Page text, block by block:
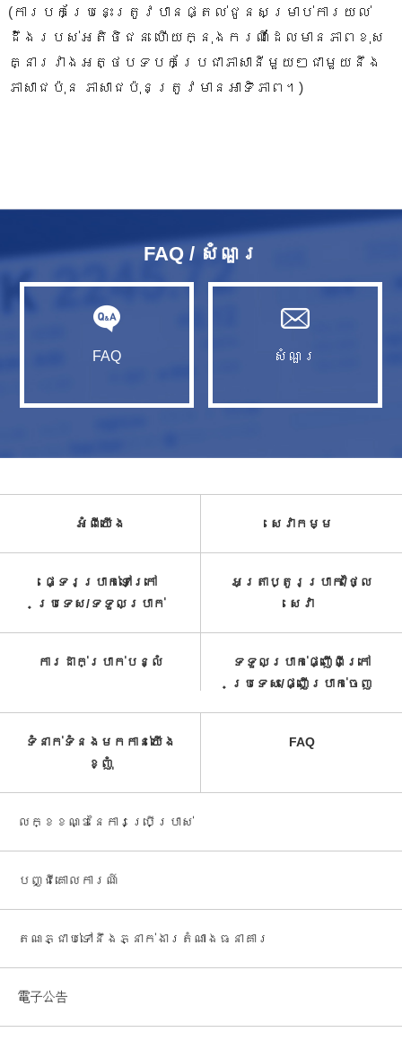
(ការបកប្រែនេះត្រូវបានផ្តល់ជូនសម្រាប់ការយល់
ដឹងរបស់អតិថិជន ហើយក្នុងករណីដែលមានភាពខុស
គ្នារវាងអត្ថបទបកប្រែជាភាសានីមួយៗជាមួយនឹង
ភាសាជប៉ុន ភាសាជប៉ុនត្រូវមានអាទិភាព។)
FAQ / សំណួរ​
FAQ សំណួរ​
អំពី​យើង សេវាកម្ម​
ផ្ទេរប្រាក់ទៅក្រៅ
ប្រទេស/ទទួល​ប្រាក់​
អត្រាប្តូរប្រាក់/ថ្លៃ
សេវា​
ការដាក់ប្រាក់បន្លំ
ទទួលប្រាក់ផ្ញើពីក្រៅ
ប្រទេស/ផ្ញើប្រាក់ចេញ
ទំនាក់ទំនងមកកាន់យើង
ខ្ញុំ
FAQ
លក្ខខណ្ឌនៃការប្រើប្រាស់
បញ្ជី​គោលការណ៍
តណភ្ជាប់ទៅនឹងភ្នាក់ងារតំណាងធនាគារ
電子公告